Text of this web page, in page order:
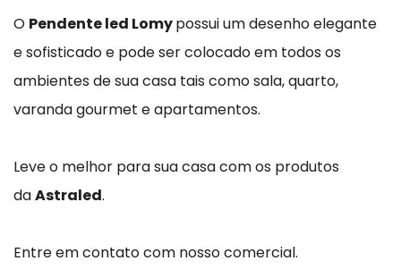
O Pendente led Lomypossui um desenho elegante
e sofisticado e pode ser colocado em todos os
ambientes de sua casa tais como sala, quarto,
varanda gourmet e apartamentos.
Leve o melhor para sua casa com os produtos
daAstraled.
Entre em contato com nosso comercial.